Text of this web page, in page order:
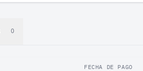
0
FECHA DE PAGO